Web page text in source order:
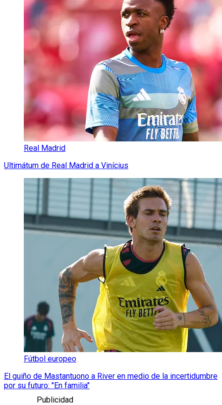
Real Madrid
Ultimátum de Real Madrid a Vinícius
Fútbol europeo
El guiño de Mastantuono a River en medio de la incertidumbre
por su futuro: "En familia"
Publicidad